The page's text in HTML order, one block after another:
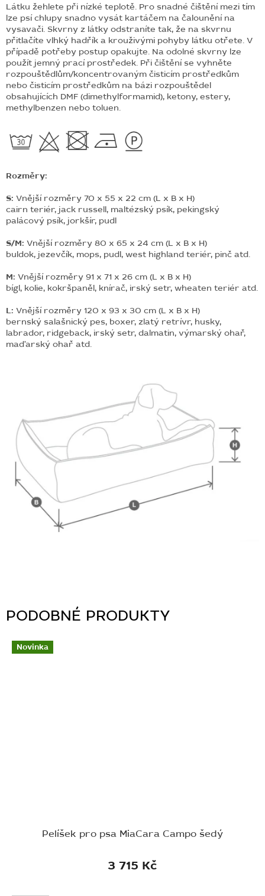
Látku žehlete při nízké teplotě. Pro snadné čištění mezi tím
lze psí chlupy snadno vysát kartáčem na čalounění na
vysavači. Skvrny z látky odstraníte tak, že na skvrnu
přitlačíte vlhký hadřík a krouživými pohyby látku otřete. V
případě potřeby postup opakujte. Na odolné skvrny lze
použít jemný prací prostředek. Při čištění se vyhněte
rozpouštědlům/koncentrovaným čisticím prostředkům
nebo čisticím prostředkům na bázi rozpouštědel
obsahujících DMF (dimethylformamid), ketony, estery,
methylbenzen nebo toluen.
Rozměry:
S: Vnější rozměry 70 x 55 x 22 cm (L x B x H)
cairn teriér, jack russell, maltézský psík, pekingský
palácový psík, jorkšír, pudl
S/M: Vnější rozměry 80 x 65 x 24 cm (L x B x H)
buldok, jezevčík, mops, pudl, west highland teriér, pinč atd.
M: Vnější rozměry 91 x 71 x 26 cm (L x B x H)
bígl, kolie, kokršpaněl, knírač, irský setr, wheaten teriér atd.
L: Vnější rozměry 120 x 93 x 30 cm (L x B x H)
bernský salašnický pes, boxer, zlatý retrívr, husky,
labrador, ridgeback, irský setr, dalmatin, výmarský ohař,
maďarský ohař atd.
Novinka
Pelíšek pro psa MiaCara Campo šedý
3 715 Kč